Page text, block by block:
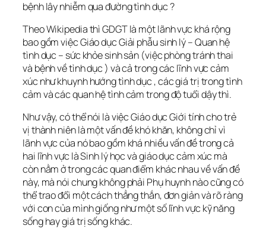
bệnh lây nhiễm qua đường tình dục ?
Theo Wikipedia thì GDGT là một lãnh vực khá rộng
bao gồm việc Giáo dục Giải phẫu sinh lý – Quan hệ
tình dục – sức khỏe sinh sản (việc phòng tránh thai
và bệnh về tình dục ) và cả trong các lĩnh vực cảm
xúc như khuynh hướng tình dục , các giá trị trong tình
cảm và các quan hệ tình cảm trong độ tuổi dậy thì.
Như vậy, có thể nói là việc Giáo dục Giới tính cho trẻ
vị thành niên là một vấn đề khó khăn, không chỉ vì
lãnh vực của nó bao gồm khá nhiều vấn đề trong cả
hai lĩnh vực là Sinh lý học và giáo dục cảm xúc mà
còn nằm ở trong các quan điểm khác nhau về vấn đề
này, mà nói chung không phải Phụ huynh nào cũng có
thể trao đổi một cách thẳng thắn, đơn giản và rõ ràng
với con của mình giống như một số lĩnh vực kỹ năng
sống hay giá trị sống khác.